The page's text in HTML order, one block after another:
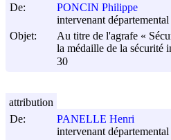
De:
PONCIN Philippe
intervenant
Objet:
Au titre de l'agrafe «
la médaille de la sécurité
30
De:
PANELLE Henri
intervenant
attribution